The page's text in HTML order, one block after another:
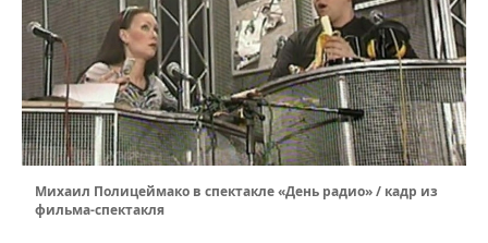
Михаил Полицеймако в спектакле «День радио» / кадр из
фильма-спектакля